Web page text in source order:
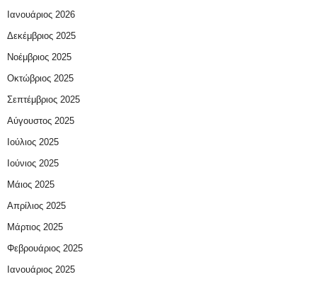
Ιανουάριος 2026
Δεκέμβριος 2025
Νοέμβριος 2025
Οκτώβριος 2025
Σεπτέμβριος 2025
Αύγουστος 2025
Ιούλιος 2025
Ιούνιος 2025
Μάιος 2025
Απρίλιος 2025
Μάρτιος 2025
Φεβρουάριος 2025
Ιανουάριος 2025